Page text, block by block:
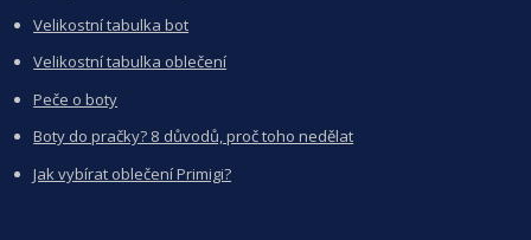
Velikostní tabulka bot
Velikostní tabulka oblečení
Peče o boty
Boty do pračky? 8 důvodů, proč toho nedělat
Jak vybírat oblečení Primigi?